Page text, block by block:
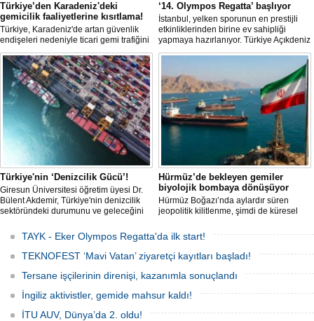
Türkiye’den Karadeniz'deki
gemicilik faaliyetlerine kısıtlama!
Türkiye, Karadeniz'de artan güvenlik
endişeleri nedeniyle ticari gemi trafiğini
kısıtlamaya başladı. Bu durum,
bölgedeki gıda güvenliğini tehdit ediyor.
‘14. Olympos Regatta’ başlıyor
İstanbul, yelken sporunun en prestijli
etkinliklerinden birine ev sahipliği
yapmaya hazırlanıyor. Türkiye Açıkdeniz
Yarış Kulübü (TAYK), Türkiye Yelken
birliğiyle hayata geçirilecek olan 14.
TAYK - Eker Olympos Regatta, 7
Ağustos'ta start alacak ve 16 Ağustos'a
kadar deniz tutkunlarını bir araya
getirecek. "Rüzgâ
Türkiye'nin ‘Denizcilik Gücü’!
Giresun Üniversitesi öğretim üyesi Dr.
Bülent Akdemir, Türkiye'nin denizcilik
sektöründeki durumunu ve geleceğini
Hürmüz’de bekleyen gemiler
biyolojik bombaya dönüşüyor
Hürmüz Boğazı’nda aylardır süren
jeopolitik kilitlenme, şimdi de küresel
aralamış olabilir. Sıcak sularda
hareketsiz bekleyen binden fazla gemi,
istilacı deniz canlıları için devasa bir
üreme merkezine dönüşmüş durumda.
TAYK - Eker Olympos Regatta'da ilk start!
TEKNOFEST ‘Mavi Vatan’ ziyaretçi kayıtları başladı!
Tersane işçilerinin direnişi, kazanımla sonuçlandı
İngiliz aktivistler, gemide mahsur kaldı!
İTU AUV, Dünya’da 2. oldu!